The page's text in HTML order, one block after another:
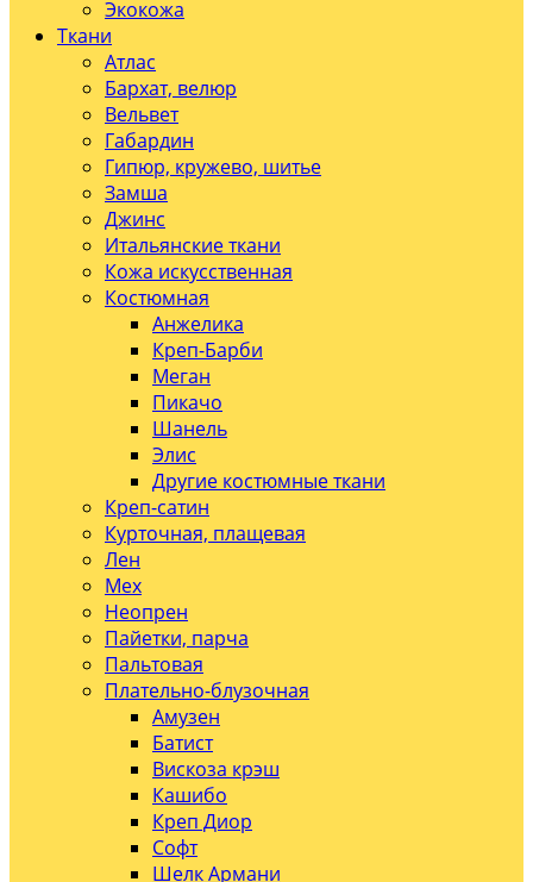
Экокожа
Ткани
Атлас
Бархат, велюр
Вельвет
Габардин
Гипюр, кружево, шитье
Замша
Джинс
Итальянские ткани
Кожа искусственная
Костюмная
Анжелика
Креп-Барби
Меган
Пикачо
Шанель
Элис
Другие костюмные ткани
Креп-сатин
Курточная, плащевая
Лен
Мех
Неопрен
Пайетки, парча
Пальтовая
Плательно-блузочная
Амузен
Батист
Вискоза крэш
Кашибо
Креп Диор
Софт
Шелк Армани